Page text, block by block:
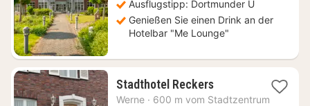
Ausflugstipp: Dortmunder U
Genießen Sie einen Drink an der
Hotelbar "Me Lounge"
Stadthotel Reckers1
Nacht
Werne · 600 m vom Stadtzentrum